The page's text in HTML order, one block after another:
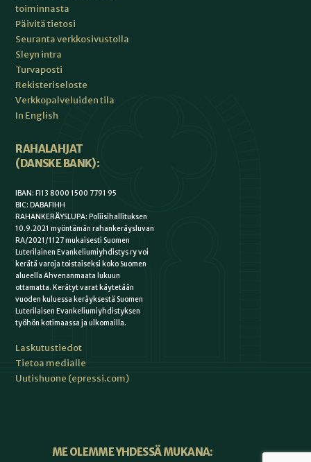
toiminnasta
Päivitä tietosi
Seuranta verkkosivustolla
Sleyn intra
Turvaposti
Rekisteriseloste
Verkkopalveluiden tila
In English
RAHALAHJAT
(DANSKE BANK):
IBAN: FI13 8000 1500 7791 95
BIC: DABAFIHH
RAHANKERÄYSLUPA: Poliisihallituksen
10.9.2021 myöntämän rahankeräysluvan
RA/2021/1127 mukaisesti Suomen
Luterilainen Evankeliumiyhdistys ry voi
kerätä varoja toistaiseksi koko Suomen
alueella Ahvenanmaata lukuun
ottamatta. Kerätyt varat käytetään
vuoden kuluessa keräyksestä Suomen
Luterilaisen Evankeliumiyhdistyksen
työhön kotimaassa ja ulkomailla.
Laskutustiedot
Tietoa medialle
Uutishuone (epressi.com)
ME OLEMME YHDESSÄ MUKANA: